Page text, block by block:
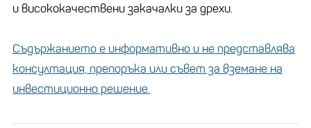
и висококачествени закачалки за дрехи.
Съдържанието е информативно и не представлява
консултация, препоръка или съвет за вземане на
инвестиционно решение.